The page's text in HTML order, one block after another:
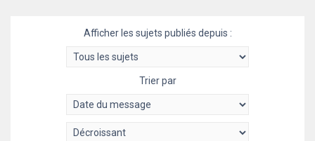
Afficher les sujets publiés depuis :
Trier par